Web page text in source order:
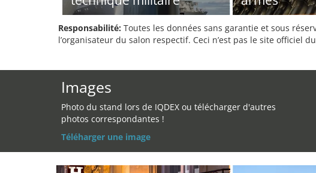
Responsabilité: Toutes les données sans garantie et sous
l’organisateur du salon respectif. Ceci n’est pas le site officiel
Images
Photo du stand lors de IQDEX ou télécharger d'autres
photos correspondantes !
Téléharger une image